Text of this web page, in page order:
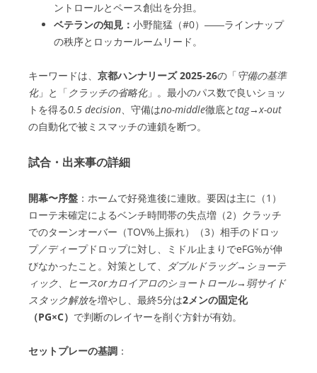
ントロールとペース創出を分担。
ベテランの知見： 小野龍猛（#0）――ラインナップ
の秩序とロッカールームリード。
キーワードは、 京都ハンナリーズ 2025-26の「守備の基準
化」と「 クラッチの省略化」。最小のパス数で良いショッ
トを得る0.5 decision、守備はno-middle徹底とtag→x-out
の自動化で被ミスマッチの連鎖を断つ。
試合・出来事の詳細
開幕〜序盤 ：ホームで好発進後に連敗。要因は主に（1）
ローテ未確定によるベンチ時間帯の失点増（2）クラッチ
でのターンオーバー（TOV%上振れ）（3）相手のドロッ
プ／ディープドロップに対し、ミドル止まりでeFG%が伸
びなかったこと。対策として、
ダブルドラッグ→ショーテ
ィック、
ヒースorカロイアロのショートロール→弱サイド
スタック解放を増やし、最終5分は2メンの固定化
（PG×C） で判断のレイヤーを削ぐ方針が有効。
セットプレーの基調 ：